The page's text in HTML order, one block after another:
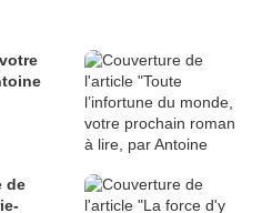
de